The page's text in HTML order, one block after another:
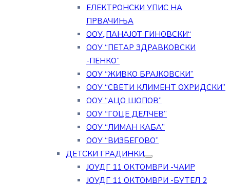
ЕЛЕКТРОНСКИ УПИС НА
ПРВАЧИЊА
ООУ„ПАНАЈОТ ГИНОВСКИ“
ООУ “ПЕТАР ЗДРАВКОВСКИ
-ПЕНКО”
ООУ “ЖИВКО БРАЈКОВСКИ”
ООУ “СВЕТИ КЛИМЕНТ ОХРИДСКИ”
ООУ “АЦО ШОПОВ”
ООУ “ГОЦЕ ДЕЛЧЕВ”
ООУ “ЛИМАН КАБА”
ООУ “ВИЗБЕГОВО”
ДЕТСКИ ГРАДИНКИ
ЈОУДГ 11 ОКТОМВРИ -ЧАИР
ЈОУДГ 11 ОКТОМВРИ -БУТЕЛ 2